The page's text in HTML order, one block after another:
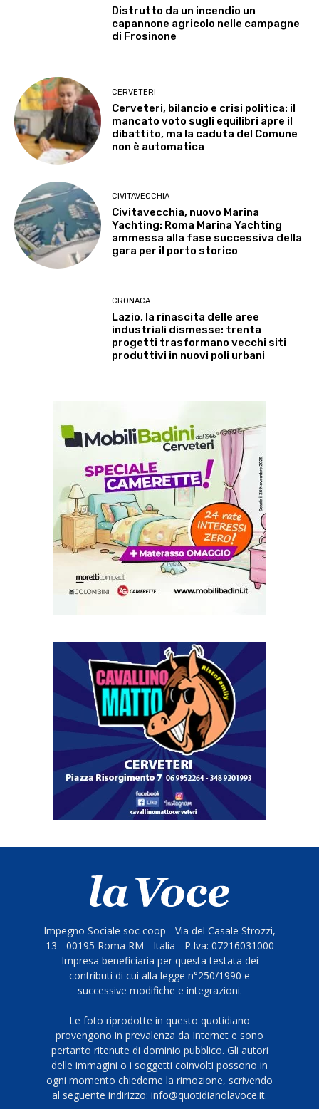
Distrutto da un incendio un
capannone agricolo nelle campagne
di Frosinone
CERVETERI
Cerveteri, bilancio e crisi politica: il
mancato voto sugli equilibri apre il
dibattito, ma la caduta del Comune
non è automatica
CIVITAVECCHIA
Civitavecchia, nuovo Marina
Yachting: Roma Marina Yachting
ammessa alla fase successiva della
gara per il porto storico
CRONACA
Lazio, la rinascita delle aree
industriali dismesse: trenta
progetti trasformano vecchi siti
produttivi in nuovi poli urbani
Impegno Sociale soc coop - Via del Casale Strozzi,
13 - 00195 Roma RM - Italia - P.Iva: 07216031000
Impresa beneficiaria per questa testata dei
contributi di cui alla legge n°250/1990 e
successive modifiche e integrazioni.
Le foto riprodotte in questo quotidiano
provengono in prevalenza da Internet e sono
pertanto ritenute di dominio pubblico. Gli autori
delle immagini o i soggetti coinvolti possono in
ogni momento chiederne la rimozione, scrivendo
al seguente indirizzo: info@quotidianolavoce.it.